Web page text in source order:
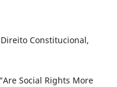
Constitucional,
Social Rights More